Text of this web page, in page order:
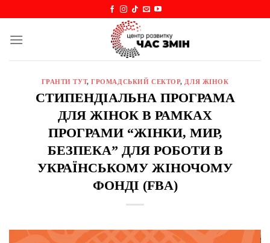
content
ГРАНТИ ТУТ,ГРОМАДСЬКИЙ СЕКТОР, ДЛЯ ЖІНОК
СТИПЕНДІАЛЬНА ПРОГРАМА
ДЛЯ ЖІНОК В РАМКАХ
ПРОГРАМИ “ЖІНКИ, МИР,
БЕЗПЕКА” ДЛЯ РОБОТИ В
УКРАЇНСЬКОМУ ЖІНОЧОМУ
ФОНДІ (FBA)